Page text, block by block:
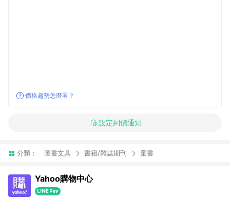
價格趨勢怎麼看？
設定到價通知
分類： 圖書文具 書籍/雜誌期刊 童書
Yahoo購物中心